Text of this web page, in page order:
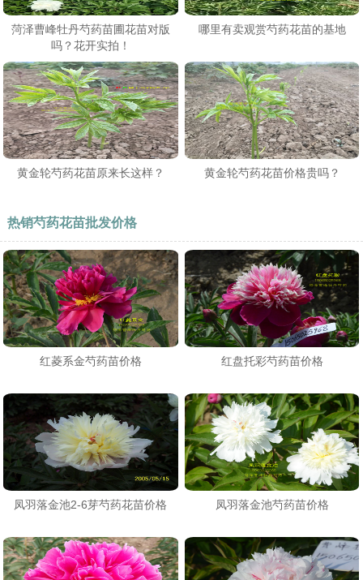
菏泽曹峰牡丹芍药苗圃花苗对版
吗？花开实拍！
哪里有卖观赏芍药花苗的基地
黄金轮芍药花苗原来长这样？ 黄金轮芍药花苗价格贵吗？
热销芍药花苗批发价格
红菱系金芍药苗价格 红盘托彩芍药苗价格
凤羽落金池2-6芽芍药花苗价格 凤羽落金池芍药苗价格